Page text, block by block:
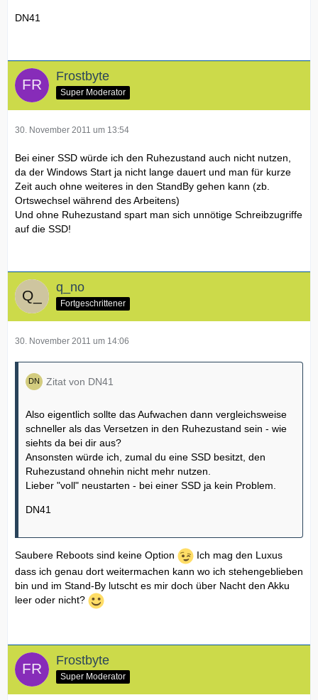
DN41
Frostbyte
Super Moderator
30. November 2011 um 13:54
Bei einer SSD würde ich den Ruhezustand auch nicht nutzen,
da der Windows Start ja nicht lange dauert und man für kurze
Zeit auch ohne weiteres in den StandBy gehen kann (zb.
Ortswechsel während des Arbeitens)
Und ohne Ruhezustand spart man sich unnötige Schreibzugriffe
auf die SSD!
q_no
Fortgeschrittener
30. November 2011 um 14:06
Zitat von DN41
Also eigentlich sollte das Aufwachen dann vergleichsweise
schneller als das Versetzen in den Ruhezustand sein - wie
siehts da bei dir aus?
Ansonsten würde ich, zumal du eine SSD besitzt, den
Ruhezustand ohnehin nicht mehr nutzen.
Lieber "voll" neustarten - bei einer SSD ja kein Problem.
DN41
Saubere Reboots sind keine Option
Ich mag den Luxus
dass ich genau dort weitermachen kann wo ich stehengeblieben
bin und im Stand-By lutscht es mir doch über Nacht den Akku
leer oder nicht?
Frostbyte
Super Moderator